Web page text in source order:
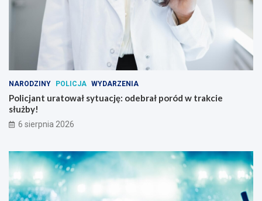
NARODZINY POLICJA WYDARZENIA
Policjant uratował sytuację: odebrał poród w trakcie
służby!
6 sierpnia 2026